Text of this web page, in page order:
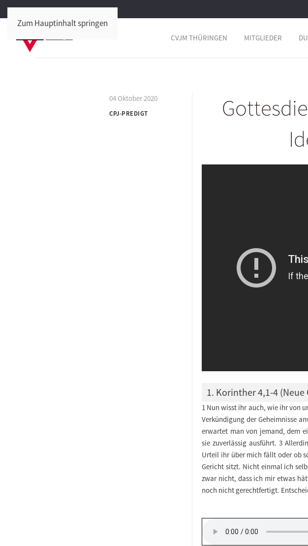
Zum Hauptinhalt springen
CVJM THÜRINGEN MITGLIEDER DU
04 Oktober 2020
CPJ-PREDIGT
1. Korinther 4,1-4
1 Nun wisst ihr auch, wie ihr von
Verkündigung der Geheimnisse
erwartet man von jemand, dem
sie zuverlässig ausführt. 3
Urteil ihr über mich fällt oder ob
Gericht sitzt. Nicht einmal ich
zwar nicht, dass ich mir etwas
noch nicht gerechtfertigt.